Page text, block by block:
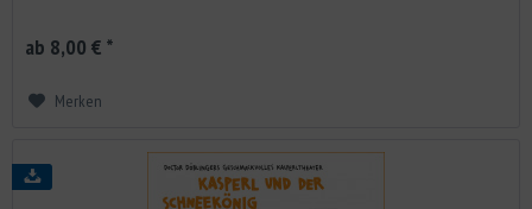
ab 8,00 € *
Merken